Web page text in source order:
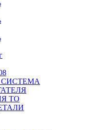
ТО